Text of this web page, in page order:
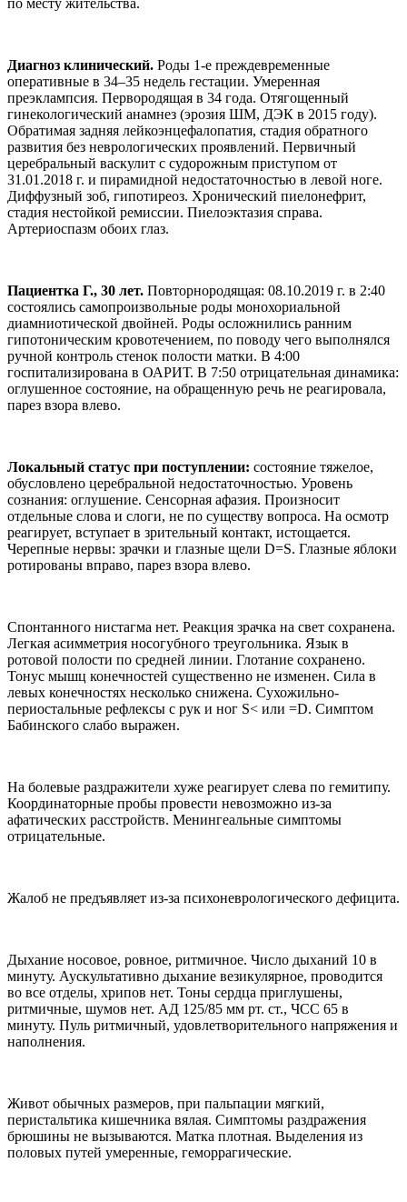
Диагноз клинический. Роды 1-е преждевременные
оперативные в 34–35 недель гестации. Умеренная
преэклампсия. Первородящая в 34 года. Отягощенный
гинекологический анамнез (эрозия ШМ, ДЭК в 2015 году).
Обратимая задняя лейкоэнцефалопатия, стадия обратного
развития без неврологических проявлений. Первичный
церебральный васкулит с судорожным приступом от
31.01.2018 г. и пирамидной недостаточностью в левой ноге.
Диффузный зоб, гипотиреоз. Хронический пиелонефрит,
стадия нестойкой ремиссии. Пиелоэктазия справа.
Артериоспазм обоих глаз.
Пациентка Г., 30 лет. Повторнородящая: 08.10.2019 г. в 2:40
состоялись самопроизвольные роды монохориальной
диамниотической двойней. Роды осложнились ранним
гипотоническим кровотечением, по поводу чего выполнялся
ручной контроль стенок полости матки. В 4:00
госпитализирована в ОАРИТ. В 7:50 отрицательная динамика:
оглушенное состояние, на обращенную речь не реагировала,
парез взора влево.
Локальный статус при поступлении: состояние тяжелое,
обусловлено церебральной недостаточностью. Уровень
сознания: оглушение. Сенсорная афазия. Произносит
отдельные слова и слоги, не по существу вопроса. На осмотр
реагирует, вступает в зрительный контакт, истощается.
Черепные нервы: зрачки и глазные щели D=S. Глазные яблоки
ротированы вправо, парез взора влево.
Спонтанного нистагма нет. Реакция зрачка на свет сохранена.
Легкая асимметрия носогубного треугольника. Язык в
ротовой полости по средней линии. Глотание сохранено.
Тонус мышц конечностей существенно не изменен. Сила в
левых конечностях несколько снижена. Сухожильно-
периостальные рефлексы с рук и ног S< или =D. Симптом
Бабинского слабо выражен.
На болевые раздражители хуже реагирует слева по гемитипу.
Координаторные пробы провести невозможно из-за
афатических расстройств. Менингеальные симптомы
отрицательные.
Жалоб не предъявляет из-за психоневрологического дефицита.
Дыхание носовое, ровное, ритмичное. Число дыханий 10 в
минуту. Аускультативно дыхание везикулярное, проводится
во все отделы, хрипов нет. Тоны сердца приглушены,
ритмичные, шумов нет. АД 125/85 мм рт. ст., ЧСС 65 в
минуту. Пуль ритмичный, удовлетворительного напряжения и
наполнения.
Живот обычных размеров, при пальпации мягкий,
перистальтика кишечника вялая. Симптомы раздражения
брюшины не вызываются. Матка плотная. Выделения из
половых путей умеренные, геморрагические.